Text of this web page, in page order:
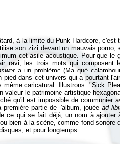
à la limite du Punk Hardcore, c'est
son zizi devant un mauvais porno,
cet asile acoustique. Pour que le
ravi, les trois mots qui composent
a un problème (Ma qué
pied dans cet univers qui a pourtant
même caricatural. Illustrons. "Sick
valeur le patrimoine artistique
qu'il est impossible de communier
partie de l'album, jouéead
ce qui se fait déjà, un nom à ajouter
bien à la scène, comme fond sonore
et pour longtemps.